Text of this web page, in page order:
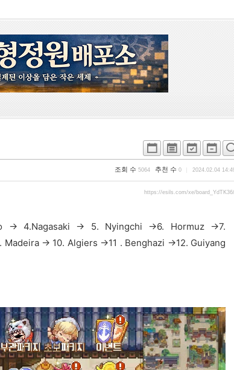
조회 수 5064 추천 수 0 2024.02.04
https://esils.com/xe/
> 4.Nagasaki -> 5. Nyingchi ->6. Hormuz ->7.
-> 10. Algiers ->11 . Benghazi ->12. Guiyang